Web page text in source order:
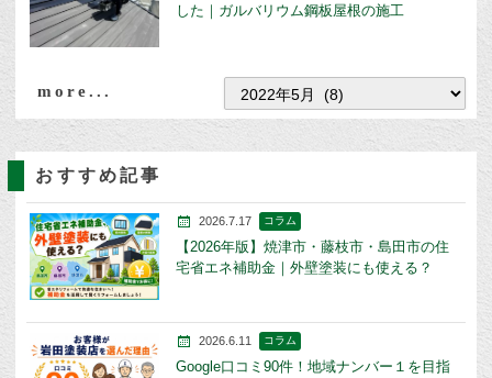
した｜ガルバリウム鋼板屋根の施工
more...
おすすめ記事
2026.7.17 コラム
【2026年版】焼津市・藤枝市・島田市の住
宅省エネ補助金｜外壁塗装にも使える？
2026.6.11 コラム
Google口コミ90件！地域ナンバー１を目指